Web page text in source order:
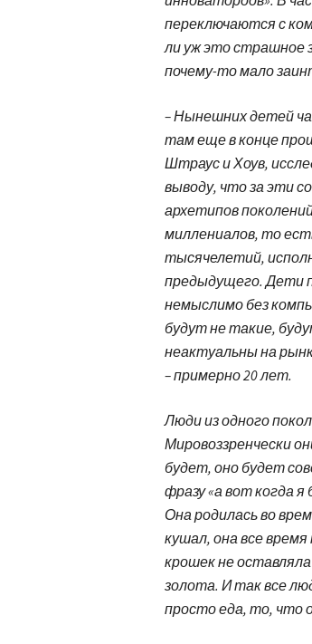
переключаются с
ли уж это страшное
почему-то мало
– Нынешних детей
там еще в конце
Штраус и Хоув,
выводу, что за эти
архетипов
миллениалов, то
тысячелетий,
предыдущего. Дети
немыслимо без
будут не такие,
неактуальны на
– примерно 20 лет.
Люди из одного
Мировоззренчески
будет, оно будет
фразу «а вот когда
Она родилась во
кушал, она все
крошек не
золота. И так все
просто еда, то, что